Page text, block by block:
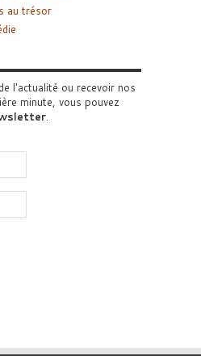
au trésor
l'actualité ou recevoir nos
minute, vous pouvez
.